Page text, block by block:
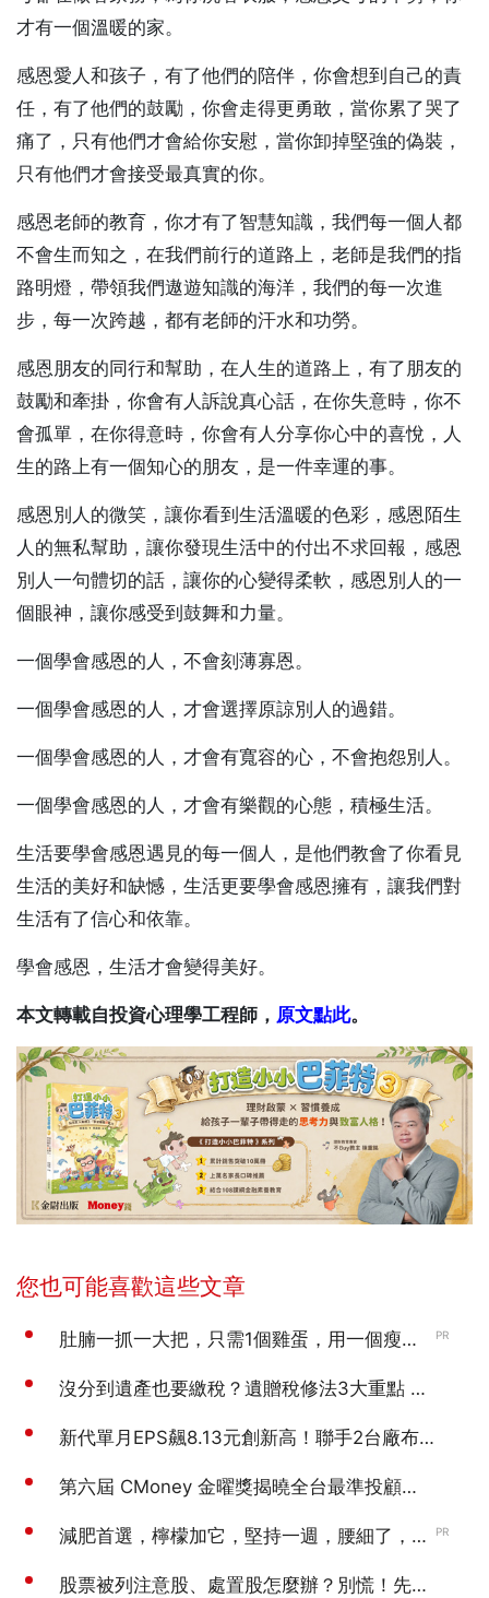
才有一個溫暖的家。
感恩愛人和孩子，有了他們的陪伴，你會想到自己的責
任，有了他們的鼓勵，你會走得更勇敢，當你累了哭了
痛了，只有他們才會給你安慰，當你卸掉堅強的偽裝，
只有他們才會接受最真實的你。
感恩老師的教育，你才有了智慧知識，我們每一個人都
不會生而知之，在我們前行的道路上，老師是我們的指
路明燈，帶領我們遨遊知識的海洋，我們的每一次進
步，每一次跨越，都有老師的汗水和功勞。
感恩朋友的同行和幫助，在人生的道路上，有了朋友的
鼓勵和牽掛，你會有人訴說真心話，在你失意時，你不
會孤單，在你得意時，你會有人分享你心中的喜悅，人
生的路上有一個知心的朋友，是一件幸運的事。
感恩別人的微笑，讓你看到生活溫暖的色彩，感恩陌生
人的無私幫助，讓你發現生活中的付出不求回報，感恩
別人一句體切的話，讓你的心變得柔軟，感恩別人的一
個眼神，讓你感受到鼓舞和力量。
一個學會感恩的人，不會刻薄寡恩。
一個學會感恩的人，才會選擇原諒別人的過錯。
一個學會感恩的人，才會有寬容的心，不會抱怨別人。
一個學會感恩的人，才會有樂觀的心態，積極生活。
生活要學會感恩遇見的每一個人，是他們教會了你看見
生活的美好和缺憾，生活更要學會感恩擁有，讓我們對
生活有了信心和依靠。
學會感恩，生活才會變得美好。
本文轉載自投資心理學工程師， 原文點此。